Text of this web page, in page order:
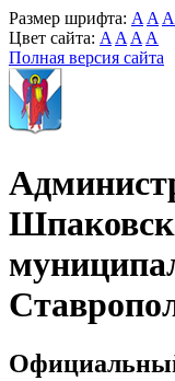
Размер шрифта: A A A
Цвет сайта: A A A A
Полная версия сайта